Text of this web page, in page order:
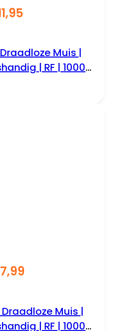
Muis |
| RF | 1000
Muis |
| RF | 1000